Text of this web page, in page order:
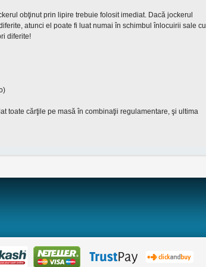
obţinut prin lipire trebuie folosit imediat. Dacă jockerul
atunci el poate fi luat numai în schimbul înlocuirii sale cu
diferite!
toate cărţile pe masă în combinaţii regulamentare, şi ultima